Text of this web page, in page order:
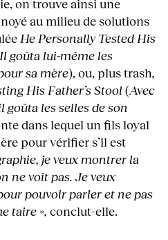
on trouve ainsi une
au milieu de solutions
He Personally Tested His
Il goûta lui-même les
sa mère), ou, plus trash,
His Father’s Stool(Avec
les selles de son
dans lequel un fils loyal
pour vérifier s’il est
je veux montrer la
ne voit pas. Je veux
pouvoir parler et ne pas
taire », conclut-elle.